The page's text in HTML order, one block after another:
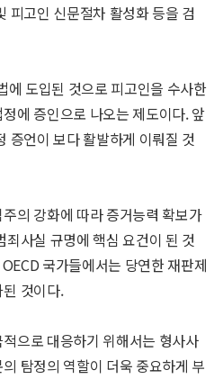
피고인 신문절차 활성화 등을 검
에 도입된 것으로 피고인을 수사한
에 증인으로 나오는 제도이다. 앞
증언이 보다 활발하게 이뤄질 것
의 강화에 따라 증거능력 확보가
사실 규명에 핵심 요건이 된 것
국가들에서는 당연한 재판제
것이다.
으로 대응하기 위해서는 형사사
탐정의 역할이 더욱 중요하게 부